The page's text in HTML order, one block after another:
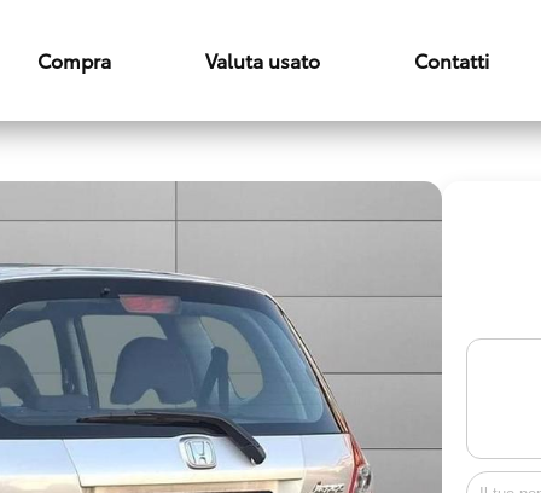
Compra Valuta usato Contatti